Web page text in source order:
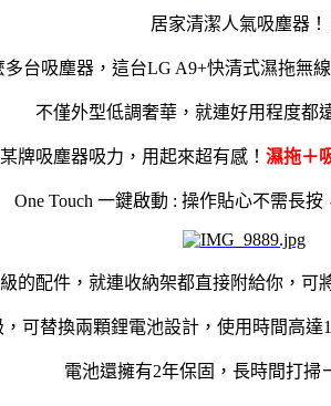
居家清潔人氣吸塵器！
多台吸塵器，這台LG A9+快清式濕拖無
不僅外型低調奢華，就連好用程度都
某牌吸塵器吸力，用起來超有感！ 濕拖＋
One Touch 一鍵啟動 : 操作貼心不需長按
的配件，就連收納架都直接附給你，可
可替換兩顆鋰電池設計，使用時間高達
電池還擁有2年保固， 長時間打掃